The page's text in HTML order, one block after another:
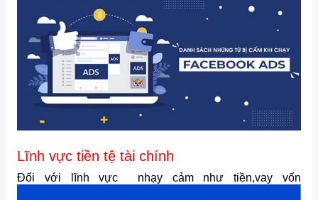
Lĩnh vực tiền tệ tài chính
Đối với lĩnh vực nhạy cảm như tiền,vay vốn